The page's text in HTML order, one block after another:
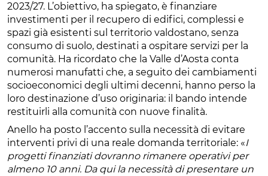
2023/27. L’obiettivo, ha spiegato, è finanziare
investimenti per il recupero di edifici, complessi e
spazi già esistenti sul territorio valdostano, senza
consumo di suolo, destinati a ospitare servizi per la
comunità. Ha ricordato che la Valle d’Aosta conta
numerosi manufatti che, a seguito dei cambiamenti
socioeconomici degli ultimi decenni, hanno perso la
loro destinazione d’uso originaria: il bando intende
restituirli alla comunità con nuove finalità.
Anello ha posto l’accento sulla necessità di evitare
interventi privi di una reale domanda territoriale: «I
progetti finanziati dovranno rimanere operativi per
almeno 10 anni. Da qui la necessità di presentare un